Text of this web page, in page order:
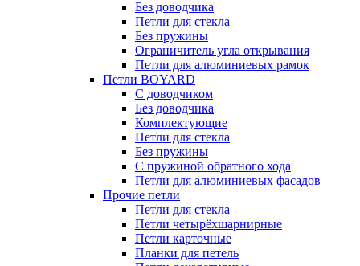
Без доводчика
Петли для стекла
Без пружины
Ограничитель угла открывания
Петли для алюминиевых рамок
Петли BOYARD
С доводчиком
Без доводчика
Комплектующие
Петли для стекла
Без пружины
С пружиной обратного хода
Петли для алюминиевых фасадов
Прочие петли
Петли для стекла
Петли четырёхшарнирные
Петли карточные
Планки для петель